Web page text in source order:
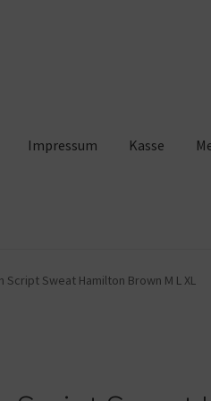
Impressum Kasse
Kasse Mein Konto Shop
Script Sweat Hamilton Brown M L XL